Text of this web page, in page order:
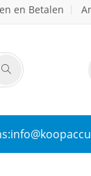
en Betalen